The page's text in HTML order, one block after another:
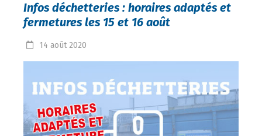
Infos déchetteries : horaires adaptés et
fermetures les 15 et 16 août
14 août 2020